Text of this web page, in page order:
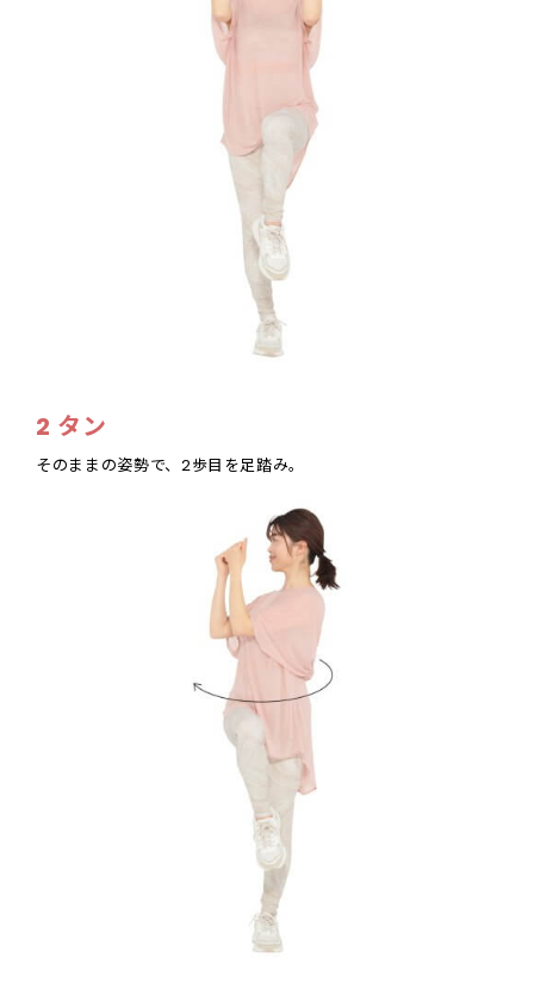
2 タン
そのままの姿勢で、2歩目を足踏み。